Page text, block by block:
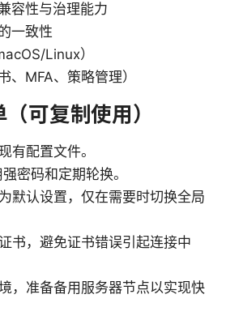
容性与治理能力
一致性
Linux）
、MFA、策略管理）
可复制使用）
有配置文件。
密码和定期轮换。
默认设置，仅在需要时切换全局
书，避免证书错误引起连接中
，准备备用服务器节点以实现快